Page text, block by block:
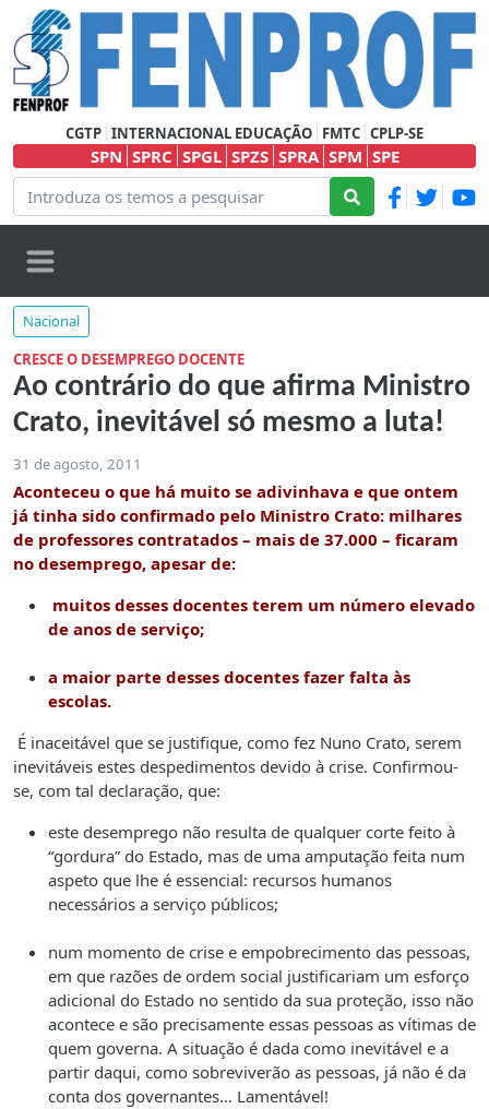
CGTP INTERNACIONAL EDUCAÇÃO FMTC CPLP-SE
SPN SPRC SPGL SPZS SPRA SPM SPE
Nacional
CRESCE O DESEMPREGO DOCENTE
Ao contrário do que afirma Ministro
Crato, inevitável só mesmo a luta!
31 de agosto, 2011
Aconteceu o que há muito se adivinhava e que ontem
já tinha sido confirmado pelo Ministro Crato: milhares
de professores contratados – mais de 37.000 – ficaram
no desemprego, apesar de:
muitos desses docentes terem um número elevado
de anos de serviço;
a maior parte desses docentes fazer falta às
escolas.
É inaceitável que se justifique, como fez Nuno Crato, serem
inevitáveis estes despedimentos devido à crise. Confirmou-
se, com tal declaração, que:
este desemprego não resulta de qualquer corte feito à
“gordura” do Estado, mas de uma amputação feita num
aspeto que lhe é essencial: recursos humanos
necessários a serviço públicos;
num momento de crise e empobrecimento das pessoas,
em que razões de ordem social justificariam um esforço
adicional do Estado no sentido da sua proteção, isso não
acontece e são precisamente essas pessoas as vítimas de
quem governa. A situação é dada como inevitável e a
partir daqui, como sobreviverão as pessoas, já não é da
conta dos governantes… Lamentável!